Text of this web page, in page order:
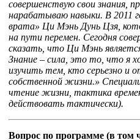
совершенствую свои знания,
нарабатываю навыки. В 2011
врата» Ци Мэнь Дунь Цзя,
на пути перемен. Сегодня
сказать, что Ци Мэнь
Знание – сила, это то, что я
изучить тем, кто серьезно и
собственной жизни.»
чтение жизни, тактика
действовать тактически).
Вопрос по программе (в том